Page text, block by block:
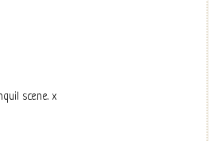
scene. x